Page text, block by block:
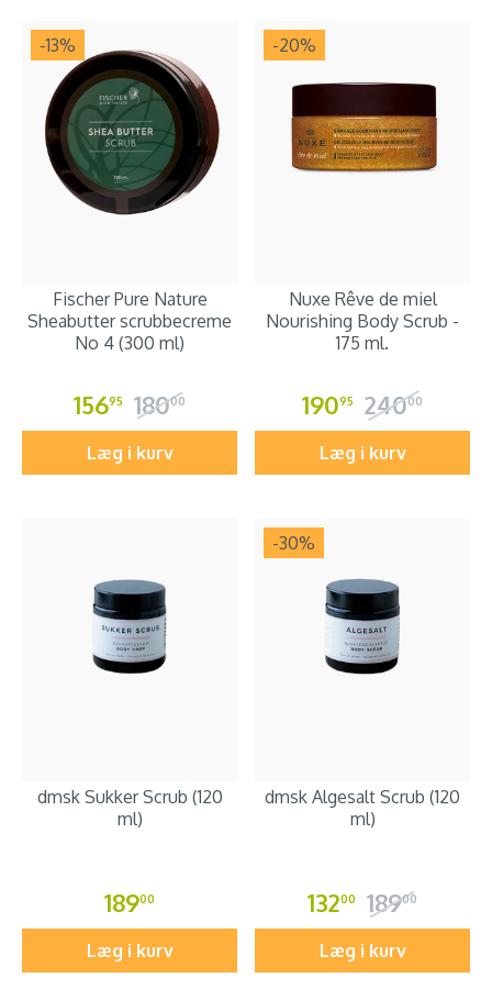
-13%
Fischer Pure Nature
Sheabutter scrubbecreme
No 4 (300 ml)
15695 18000
Læg i kurv
-20%
Nuxe Rêve de miel
Nourishing Body Scrub -
175 ml.
19095 24000
Læg i kurv
dmsk Sukker Scrub (120
ml)
18900
Læg i kurv
-30%
dmsk Algesalt Scrub (120
ml)
13200 18900
Læg i kurv